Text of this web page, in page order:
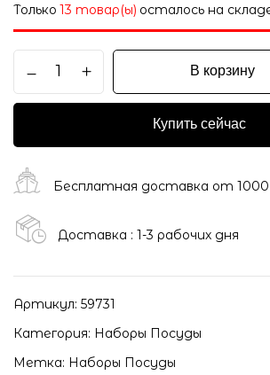
Только 13 товар(ы) осталось на
В корзину
Купить сейчас
Бесплатная доставка от
Доставка : 1-3 рабочих дня
Артикул: 59731
Категория: Наборы Посуды
Метка: Наборы Посуды